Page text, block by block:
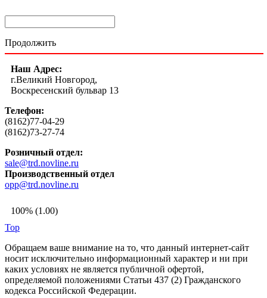
Продолжить
Наш Адрес:
г.Великий Новгород,
Воскресенский бульвар 13
Телефон:
(8162)77-04-29
(8162)73-27-74
Розничный отдел:
sale@trd.novline.ru
Производственный отдел
opp@trd.novline.ru
100% (1.00)
Top
Обращаем ваше внимание на то, что данный интернет-сайт
носит исключительно информационный характер и ни при
каких условиях не является публичной офертой,
определяемой положениями Статьи 437 (2) Гражданского
кодекса Российской Федерации.